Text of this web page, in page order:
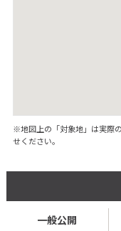
※地図上の「対象地」は実際
せください。
一般公開